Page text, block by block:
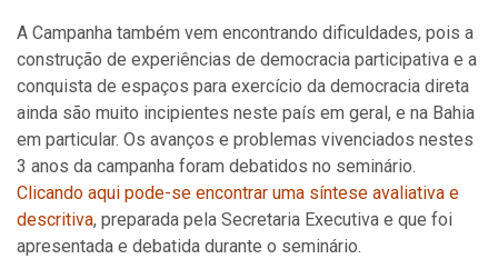
A Campanha também vem encontrando dificuldades, pois a
construção de experiências de democracia participativa e a
conquista de espaços para exercício da democracia direta
ainda são muito incipientes neste país em geral, e na Bahia
em particular. Os avanços e problemas vivenciados nestes
3 anos da campanha foram debatidos no seminário.
Clicando aqui pode-se encontrar uma síntese avaliativa e
descritiva, preparada pela Secretaria Executiva e que foi
apresentada e debatida durante o seminário.